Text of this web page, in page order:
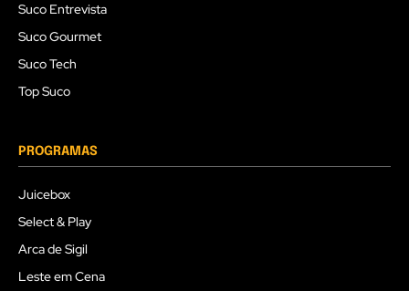
Suco Entrevista
Suco Gourmet
Suco Tech
Top Suco
PROGRAMAS
Juicebox
Select & Play
Arca de Sigil
Leste em Cena